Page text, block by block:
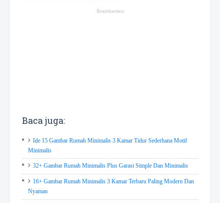
Baca juga:
Ide 15 Gambar Rumah Minimalis 3 Kamar Tidur Sederhana Motif
Minimalis
32+ Gambar Rumah Minimalis Plus Garasi Simple Dan Minimalis
16+ Gambar Rumah Minimalis 3 Kamar Terbaru Paling Modern Dan
Nyaman